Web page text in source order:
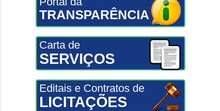
TRANSPARÊNCIA
Carta de
SERVIÇOS
Editais e Contratos de
LICITAÇÕES